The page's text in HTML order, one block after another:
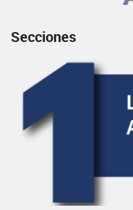
Secciones